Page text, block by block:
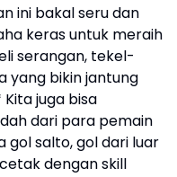
ini bakal seru dan
keras untuk meraih
serangan, tekel-
yang bikin jantung
juga bisa
dari para pemain
gol salto, gol dari luar
dengan skill